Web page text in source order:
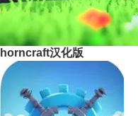
horncraft汉化版